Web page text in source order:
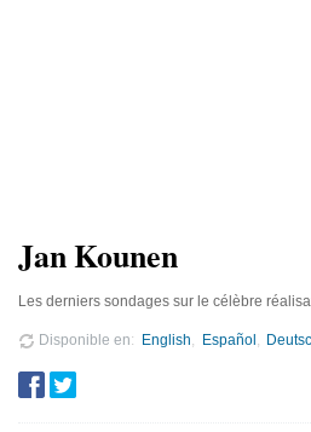
Jan Kounen
Les derniers sondages sur le célèbre
Disponible en English Español